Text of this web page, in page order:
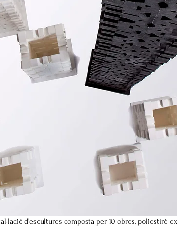
d'escultures composta per 10 obres, poliestirè